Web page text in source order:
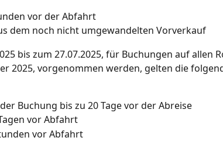
vor der Abfahrt
dem noch nicht umgewandelten Vorverkauf
bis zum 27.07.2025, für Buchungen auf allen
2025, vorgenommen werden, gelten die
Buchung bis zu 20 Tage vor der Abreise
vor Abfahrt
vor Abfahrt